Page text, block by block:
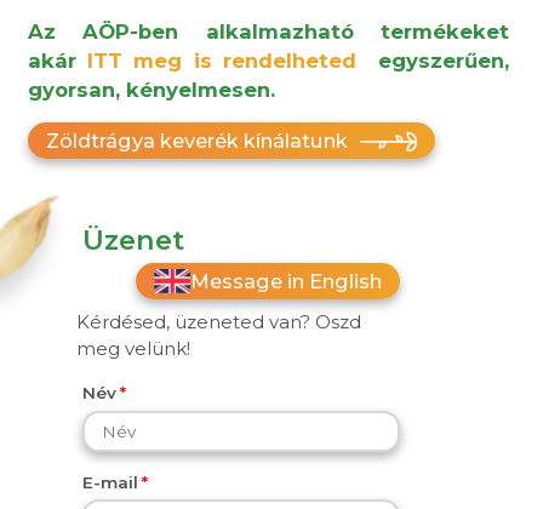
Az AÖP-ben alkalmazható termékeket
akár ITT meg is rendelheted
egyszerűen,
gyorsan, kényelmesen.
Zöldtrágya keverék kínálatunk
Üzenet
Message in English
Kérdésed, üzeneted van? Oszd
meg velünk!
Név
E-mail